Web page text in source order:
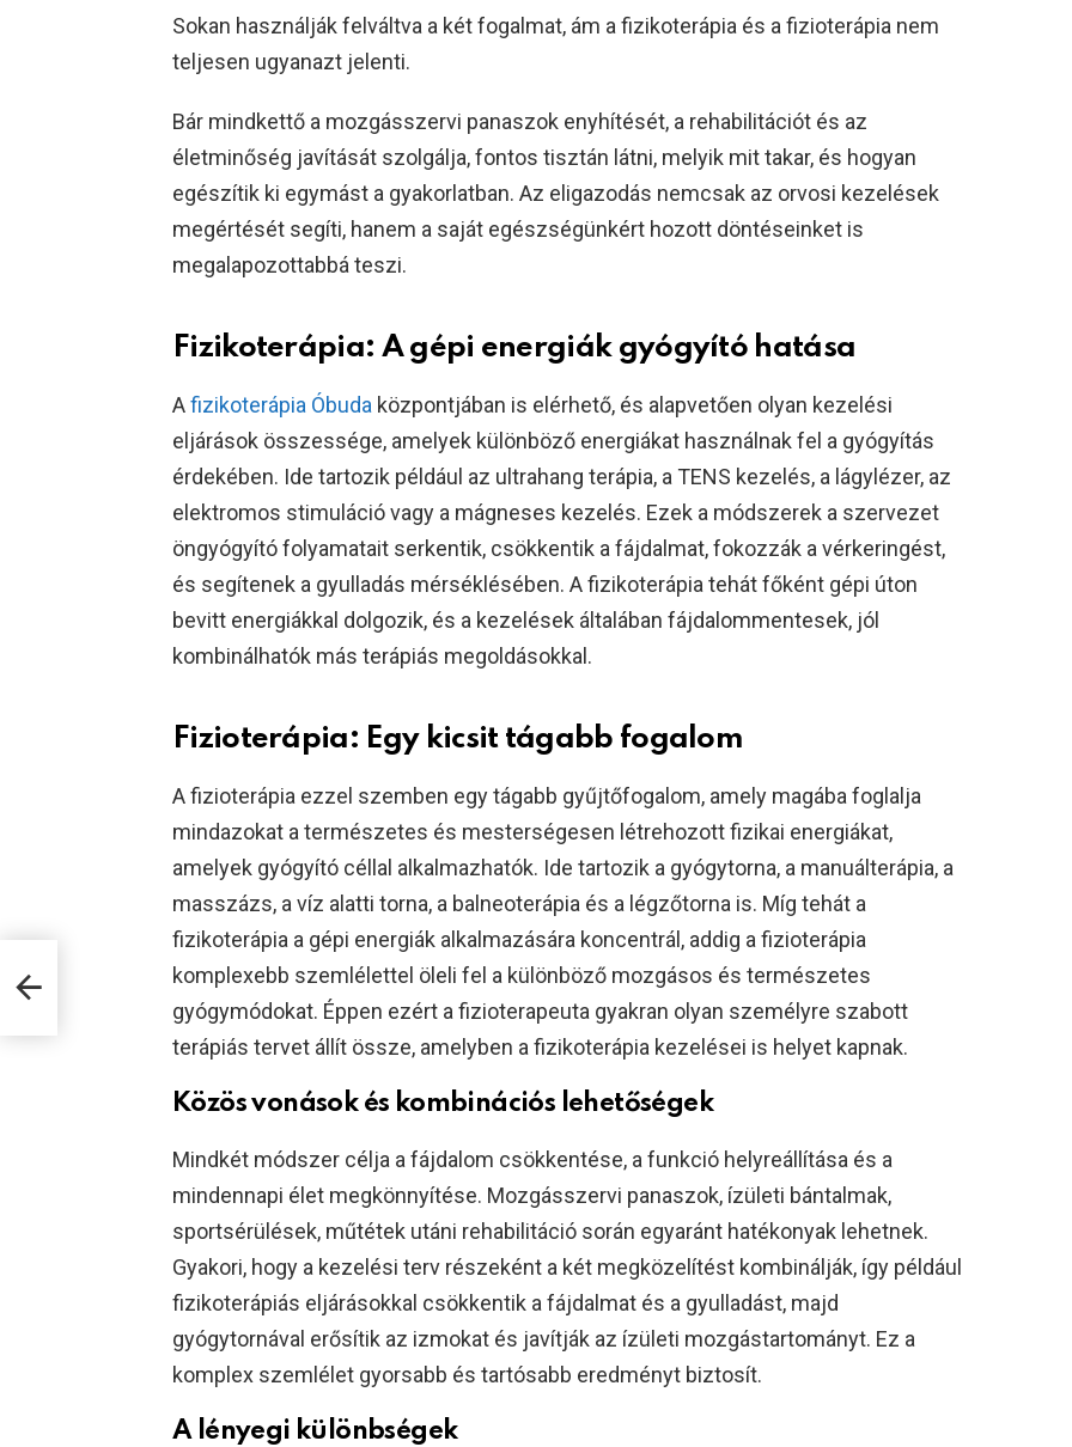
Sokan használják felváltva a két fogalmat, ám a fizikoterápia és a fizioterápia nem
teljesen ugyanazt jelenti.
Bár mindkettő a mozgásszervi panaszok enyhítését, a rehabilitációt és az
életminőség javítását szolgálja, fontos tisztán látni, melyik mit takar, és hogyan
egészítik ki egymást a gyakorlatban. Az eligazodás nemcsak az orvosi kezelések
megértését segíti, hanem a saját egészségünkért hozott döntéseinket is
megalapozottabbá teszi.
Fizikoterápia: A gépi energiák gyógyító hatása
Afizikoterápia Óbuda központjában is elérhető, és alapvetően olyan kezelési
eljárások összessége, amelyek különböző energiákat használnak fel a gyógyítás
érdekében. Ide tartozik például az ultrahang terápia, a TENS kezelés, a lágylézer, az
elektromos stimuláció vagy a mágneses kezelés. Ezek a módszerek a szervezet
öngyógyító folyamatait serkentik, csökkentik a fájdalmat, fokozzák a vérkeringést,
és segítenek a gyulladás mérséklésében. A fizikoterápia tehát főként gépi úton
bevitt energiákkal dolgozik, és a kezelések általában fájdalommentesek, jól
kombinálhatók más terápiás megoldásokkal.
Fizioterápia: Egy kicsit tágabb fogalom
A fizioterápia ezzel szemben egy tágabb gyűjtőfogalom, amely magába foglalja
mindazokat a természetes és mesterségesen létrehozott fizikai energiákat,
amelyek gyógyító céllal alkalmazhatók. Ide tartozik a gyógytorna, a manuálterápia, a
masszázs, a víz alatti torna, a balneoterápia és a légzőtorna is. Míg tehát a
fizikoterápia a gépi energiák alkalmazására koncentrál, addig a fizioterápia
komplexebb szemlélettel öleli fel a különböző mozgásos és természetes
gyógymódokat. Éppen ezért a fizioterapeuta gyakran olyan személyre szabott
terápiás tervet állít össze, amelyben a fizikoterápia kezelései is helyet kapnak.
Közös vonások és kombinációs lehetőségek
Mindkét módszer célja a fájdalom csökkentése, a funkció helyreállítása és a
mindennapi élet megkönnyítése. Mozgásszervi panaszok, ízületi bántalmak,
sportsérülések, műtétek utáni rehabilitáció során egyaránt hatékonyak lehetnek.
Gyakori, hogy a kezelési terv részeként a két megközelítést kombinálják, így például
fizikoterápiás eljárásokkal csökkentik a fájdalmat és a gyulladást, majd
gyógytornával erősítik az izmokat és javítják az ízületi mozgástartományt. Ez a
komplex szemlélet gyorsabb és tartósabb eredményt biztosít.
A lényegi különbségek